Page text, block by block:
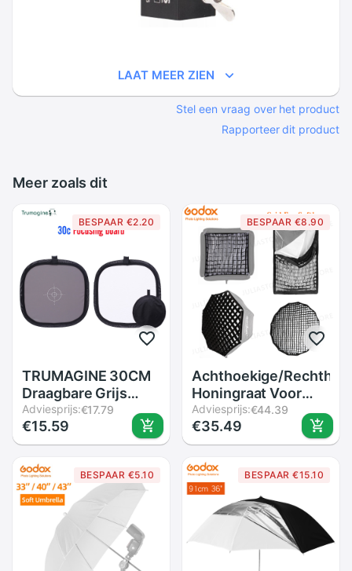
LAAT MEER ZIEN
Stel een vraag over het product
Rapporteer dit product
Meer zoals dit
BESPAAR €2.20
TRUMAGINE 30CM
Draagbare Grijs
Kaart Licht
Reflector Witbalans
Double Face Focus
Board met Draagtas
Adviesprijs:€17.79
€15.59
BESPAAR €8.90
Achthoekige/
Honingraat Voor
40X40 50X50
60X60 80X80
50X70 60X90 80 95
120 Cm P90L P90H
P120L P120H
Paraplu Softbox
Adviesprijs:€44.39
€35.49
BESPAAR €5.10 BESPAAR €15.10